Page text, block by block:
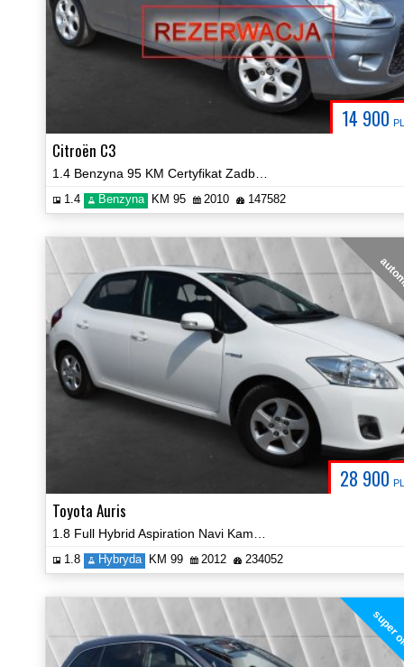
14 900
Citroën C3
1.4 Benzyna KM 95 2010 147582
28 900
Toyota Auris
1.8 Hybryda KM 99 2012 234052